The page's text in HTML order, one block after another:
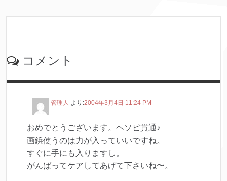
コメント
管理人 より:2004年3月4日 11:24 PM
おめでとうございます。ヘソピ貫通♪
画鋲使うのは力が入っていいですね。
すぐに手にも入りますし。
がんばってケアしてあげて下さいね〜。